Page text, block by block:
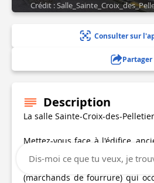
Crédit :
Consulter sur
Partager
Description
La salle Sainte-Croix-des-
Mettez-vous face à l'édifice,
à Notre-Dame au 10ème
une paroisse y est érigée
(marchands de fourrure) qui
Dis-moi ce que tu veux, je